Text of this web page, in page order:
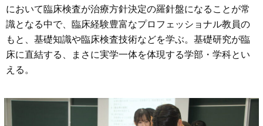
において臨床検査が治療方針決定の羅針盤になることが常
識となる中で、臨床経験豊富なプロフェッショナル教員の
もと、基礎知識や臨床検査技術などを学ぶ。基礎研究が臨
床に直結する、まさに実学一体を体現する学部・学科とい
える。